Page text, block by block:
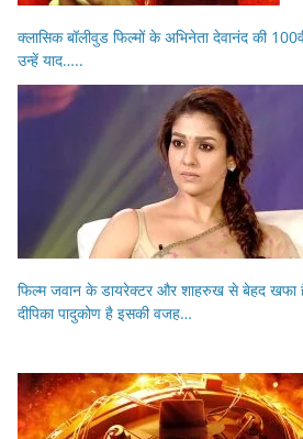
क्लासिक बॉलीवुड फिल्मों के अभिनेता देवानंद की
उन्हें याद…..
फिल्म जवान के डायरेक्टर और शाहरुख से बेहद खफा हैं
दीपिका पादुकोण है इसकी वजह…